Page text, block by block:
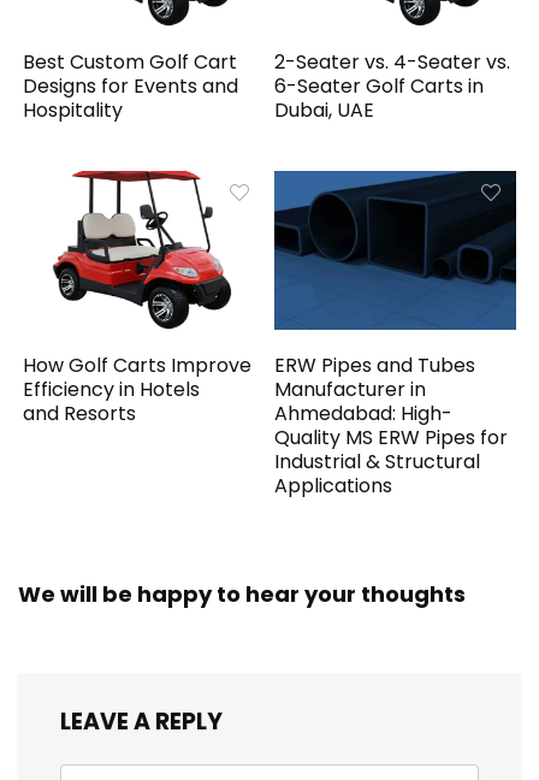
Best Custom Golf Cart
Designs for Events and
Hospitality
2-Seater vs. 4-Seater vs.
6-Seater Golf Carts in
Dubai, UAE
How Golf Carts Improve
Efficiency in Hotels
and Resorts
ERW Pipes and Tubes
Manufacturer in
Ahmedabad: High-
Quality MS ERW Pipes for
Industrial & Structural
Applications
We will be happy to hear your thoughts
LEAVE A REPLY